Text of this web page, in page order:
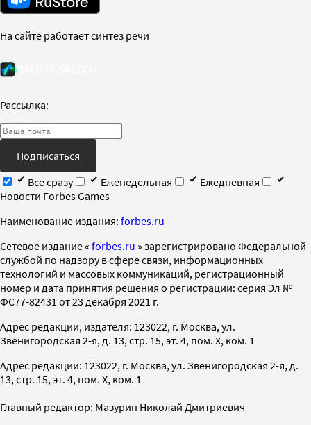
На сайте работает синтез речи
Рассылка:
Подписаться
Все сразу
Еженедельная
Ежедневная
Новости Forbes Games
Наименование издания: forbes.ru
Cетевое издание « forbes.ru » зарегистрировано Федеральной
службой по надзору в сфере связи, информационных
технологий и массовых коммуникаций, регистрационный
номер и дата принятия решения о регистрации: серия Эл №
ФС77-82431 от 23 декабря 2021 г.
Адрес редакции, издателя: 123022, г. Москва, ул.
Звенигородская 2-я, д. 13, стр. 15, эт. 4, пом. X, ком. 1
Адрес редакции: 123022, г. Москва, ул. Звенигородская 2-я, д.
13, стр. 15, эт. 4, пом. X, ком. 1
Главный редактор: Мазурин Николай Дмитриевич